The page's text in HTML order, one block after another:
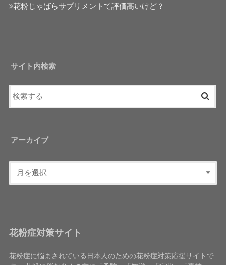
花粉じゃばらサプリメントて評価高いけど？
サイト内検索
アーカイブ
花粉症対策サイト
花粉症に悩まされている日本人のための花粉症対策応援サイトで